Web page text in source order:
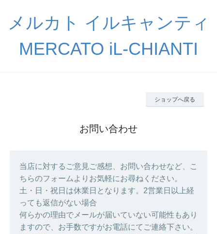
メルカト イルキャンティ
MERCATO iL-CHIANTI
ショップへ戻る
お問い合わせ
当店に対するご意見ご感想、お問い合わせなど、こ
ちらのフォームよりお気軽にお尋ねください。
土・日・祝日は休業日となります。2営業日以上経
っても返信がない場合
何らかの理由でメールが届いていない可能性もあり
ますので、お手数ですがお電話にてご連絡下さい。